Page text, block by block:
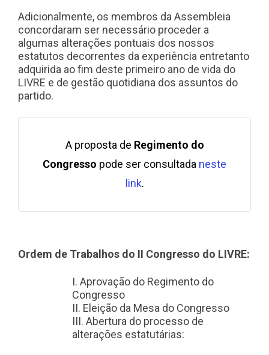
Adicionalmente, os membros da Assembleia
concordaram ser necessário proceder a
algumas alterações pontuais dos nossos
estatutos decorrentes da experiência entretanto
adquirida ao fim deste primeiro ano de vida do
LIVRE e de gestão quotidiana dos assuntos do
partido.
A proposta de Regimento do
Congresso pode ser consultada neste
link.
Ordem de Trabalhos do II Congresso do LIVRE:
I. Aprovação do Regimento do
Congresso
II. Eleição da Mesa do Congresso
III. Abertura do processo de
alterações estatutárias: